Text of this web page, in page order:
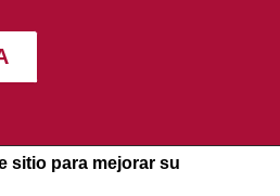
sitio para mejorar su